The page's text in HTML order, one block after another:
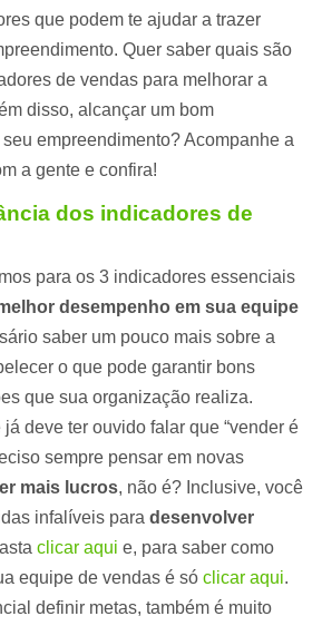
que podem te ajudar a trazer
Quer saber quais são
de vendas para melhorar a
disso, alcançar um bom
empreendimento? Acompanhe a
a gente e confira!
dos indicadores de
para os 3 indicadores essenciais
desempenho em sua equipe
saber um pouco mais sobre a
o que pode garantir bons
que sua organização realiza.
deve ter ouvido falar que “vender é
sempre pensar em novas
mais lucros, não é? Inclusive, você
infalíveis para desenvolver
clicar aqui e, para saber como
equipe de vendas é só clicar aqui.
definir metas, também é muito